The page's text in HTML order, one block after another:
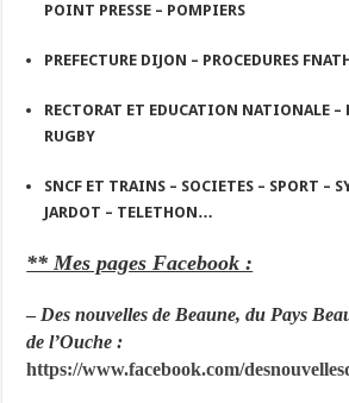
POINT PRESSE – POMPIERS
PREFECTURE DIJON – PROCEDURES
RECTORAT ET EDUCATION NATIONALE –
RUGBY
SNCF ET TRAINS – SOCIETES – SPORT –
JARDOT – TELETHON…
** Mes pages Facebook :
– Des nouvelles de Beaune, du Pays
de l’Ouche :
https://www.facebook.com/